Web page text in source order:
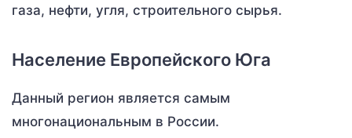
газа, нефти, угля, строительного сырья.
Население Европейского Юга
Данный регион является самым
многонациональным в России.